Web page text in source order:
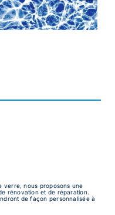
Oyster Bay
verre, nous proposons une
rénovation et de réparation.
de façon personnalisée à